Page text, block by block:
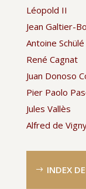
Léopold II
Jean Galtier-
Antoine Schülé
René Cagnat
Juan Donoso
Pier Paolo
Jules Vallès
Alfred de
INDEX